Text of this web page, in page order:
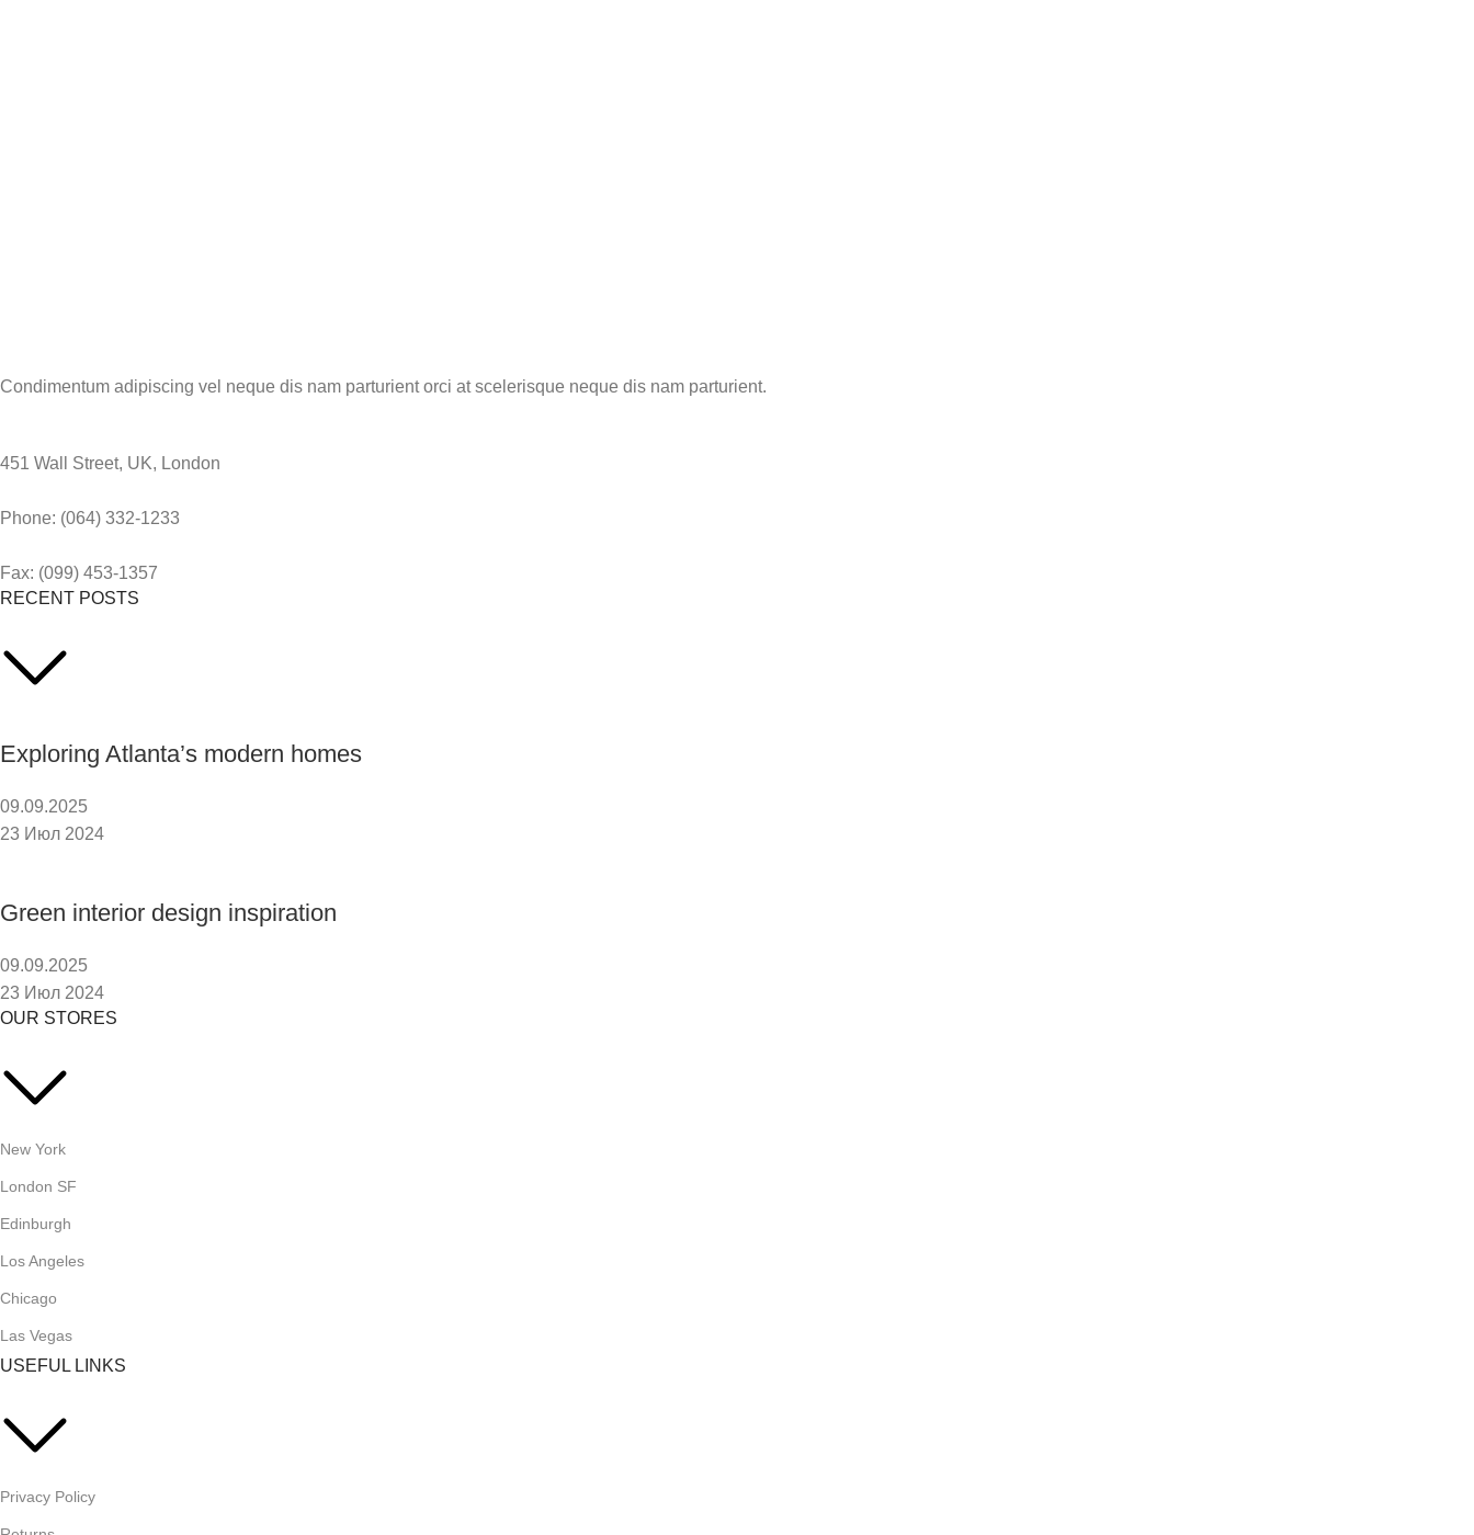
Condimentum adipiscing vel neque dis nam parturient orci at scelerisque neque dis nam parturient.
451 Wall Street, UK, London
Phone: (064) 332-1233
Fax: (099) 453-1357
RECENT POSTS
Exploring Atlanta’s modern homes
09.09.2025
23 Июл 2024
Green interior design inspiration
09.09.2025
23 Июл 2024
OUR STORES
New York
London SF
Edinburgh
Los Angeles
Chicago
Las Vegas
USEFUL LINKS
Privacy Policy